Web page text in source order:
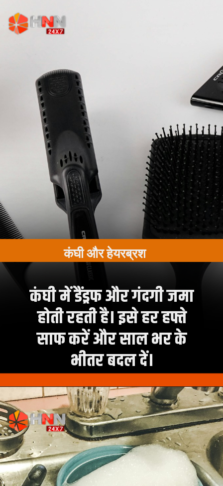
कंघी में डैंड्रफ और गंदगी जमा
होती रहती है। इसे हर हफ्ते
साफ करें और साल भर के
भीतर बदल दें।
कंघी और हेयरब्रश